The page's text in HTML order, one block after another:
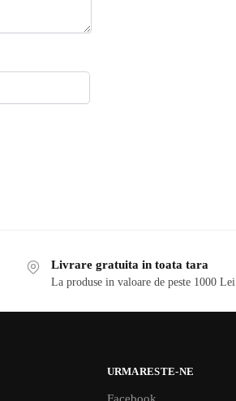
Livrare gratuita in toata tara
La produse in valoare de peste 1000 Lei
URMARESTE-NE
Facebook